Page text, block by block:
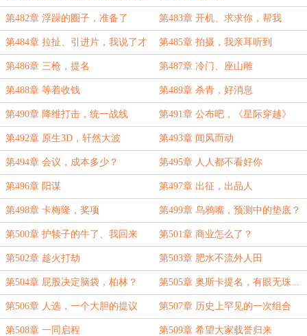
模式
第482章 浮躁的圈子，准备了 第483章 开机、求求你，帮我
第484章 拉扯、引进片，我说了才
算
第485章 拍摄，我亲耳听到
第486章 三枪，提名 第487章 冷门、座山雕
第488章 等着收钱 第489章 杀青，好消息
第490章 降维打击，统一战线 第491章 公布吧，《星际穿越》
第492章 原生3D，轩然大波 第493章 闻风而动
第494章 会议，成本多少？ 第495章 人人都不看好你
第496章 阳谋 第497章 出征，出品人
第498章 卡梅隆，奖项 第499章 乌鸦嘴，预测中的垫底？
第500章 护犊子的牛了、我回来
了...
第501章 商业怎么了？
第502章 趁火打劫 第503章 肥水不流外人田
第504章 屁股决定脑袋，柏林？ 第505章 奥斯卡提名，有眼无珠...
第506章 人选，一个大胆的提议 第507章 历史上罕见的一次组合
第508章 一同启程 第509章 希望大家载誉归来